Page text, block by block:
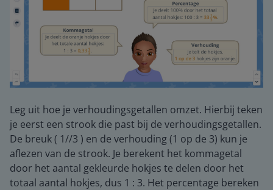
Leg uit hoe je verhoudingsgetallen omzet. Hierbij teken
je eerst een strook die past bij de verhoudingsgetallen.
De breuk ( 1//3 ) en de verhouding (1 op de 3) kun je
aflezen van de strook. Je berekent het kommagetal
door het aantal gekleurde hokjes te delen door het
totaal aantal hokjes, dus 1 : 3. Het percentage bereken